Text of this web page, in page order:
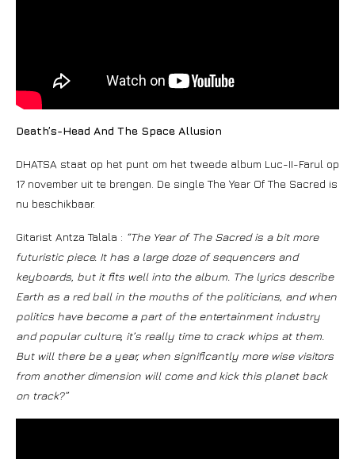
Death’s-Head And The Space Allusion
DHATSA staat op het punt om het tweede album Luc-II-Farul op
17 november uit te brengen. De single The Year Of The Sacred is
nu beschikbaar.
Gitarist Antza Talala : “The Year of The Sacred is a bit more
futuristic piece. It has a large doze of sequencers and
keyboards, but it fits well into the album. The lyrics describe
Earth as a red ball in the mouths of the politicians, and when
politics have become a part of the entertainment industry
and popular culture, it’s really time to crack whips at them.
But will there be a year, when significantly more wise visitors
from another dimension will come and kick this planet back
on track?”